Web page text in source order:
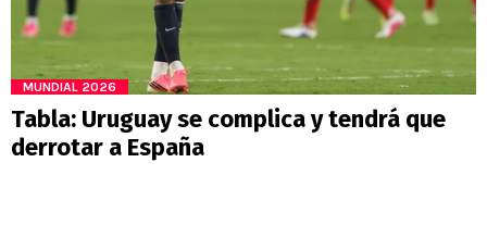
MUNDIAL 2026
Tabla: Uruguay se complica y tendrá que
derrotar a España